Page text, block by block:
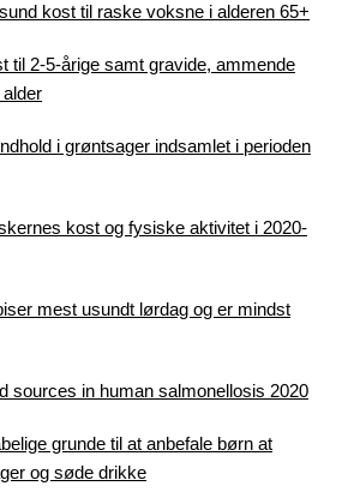
kost til raske voksne i alderen 65+
til 2-5-årige samt gravide, ammende
i grøntsager indsamlet i perioden
kost og fysiske aktivitet i 2020-
mest usundt lørdag og er mindst
sources in human salmonellosis 2020
grunde til at anbefale børn at
og søde drikke